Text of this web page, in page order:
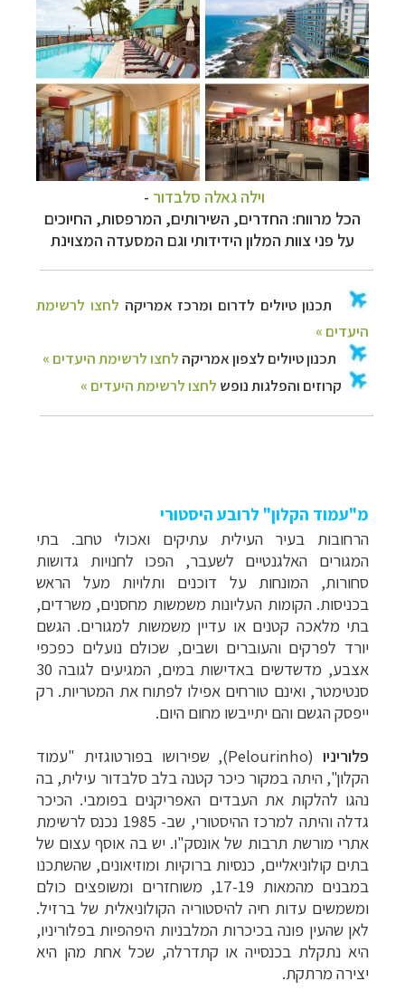
וילה גאלה סלבדור -
הכל מרווח: החדרים, השירותים, המרפסות, החיוכים
על פני צוות המלון הידידותי וגם המסעדה המצוינת
מ"עמוד הקלון" לרובע היסטורי
הרחובות בעיר העילית עתיקים ואכולי טחב. בתי
המגורים האלגנטיים לשעבר, הפכו לחנויות גדושות
סחורות, המונחות על דוכנים ותלויות מעל הראש
בכניסות. הקומות העליונות משמשות מחסנים, משרדים,
בתי מלאכה קטנים או עדיין משמשות למגורים. הגשם
יורד לפרקים והעוברים ושבים, שכולם נועלים כפכפי
אצבע, מדשדשים באדישות במים, המגיעים לגובה 30
סנטימטר, ואינם טורחים אפילו לפתוח את המטריות. רק
ייפסק הגשם והם יתייבשו מחום היום.
פלוריניו (Pelourinho), שפירושו בפורטוגזית "עמוד
הקלון", היתה במקור כיכר קטנה בלב סלבדור עילית, בה
נהגו להלקות את העבדים האפריקנים בפומבי. הכיכר
גדלה והיתה למרכז ההיסטורי, שב- 1985 נכנס לרשימת
אתרי מורשת תרבות של אונסק"ו. יש בה אוסף עצום של
בתים קולוניאליים, כנסיות ברוקיות ומוזיאונים, שהשתכנו
במבנים מהמאות 17-19, משוחזרים ומשופצים כולם
ומשמשים עדות חיה להיסטוריה הקולוניאלית של ברזיל.
לאן שהעין פונה בכיכרות המלבניות היפהפיות בפלוריניו,
היא נתקלת בכנסייה או קתדרלה, שכל אחת מהן היא
יצירה מרתקת.